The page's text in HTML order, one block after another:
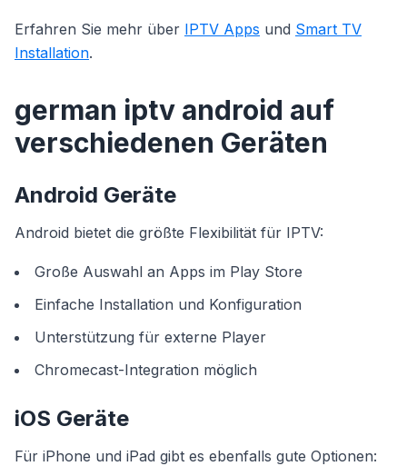
Erfahren Sie mehr über IPTV Apps und Smart TV
Installation.
german iptv android auf
verschiedenen Geräten
Android Geräte
Android bietet die größte Flexibilität für IPTV:
Große Auswahl an Apps im Play Store
Einfache Installation und Konfiguration
Unterstützung für externe Player
Chromecast-Integration möglich
iOS Geräte
Für iPhone und iPad gibt es ebenfalls gute Optionen: